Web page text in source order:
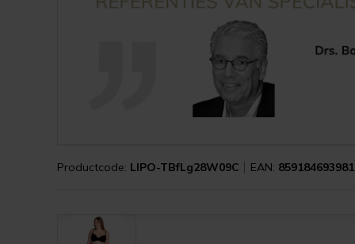
Productcode: LIPO-TBfLg28W09C EAN: